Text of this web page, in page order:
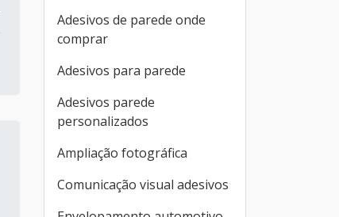
Adesivos de parede onde
comprar
Adesivos para parede
Adesivos parede
personalizados
Ampliação fotográfica
Comunicação visual adesivos